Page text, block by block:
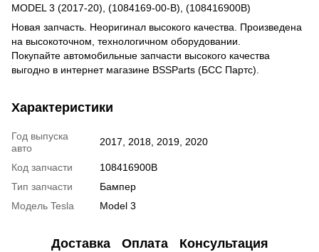
MODEL 3 (2017-20), (1084169-00-B), (108416900B)
Новая запчасть. Неоригинал высокого качества. Произведена
на высокоточном, технологичном оборудовании.
Покупайте автомобильные запчасти высокого качества
выгодно в интернет магазине BSSParts (БСС Партс).
Характеристики
Год выпуска
авто
2017, 2018, 2019, 2020
Код запчасти
108416900B
Тип запчасти
Бампер
Модель Tesla
Model 3
Доставка Оплата Консультация